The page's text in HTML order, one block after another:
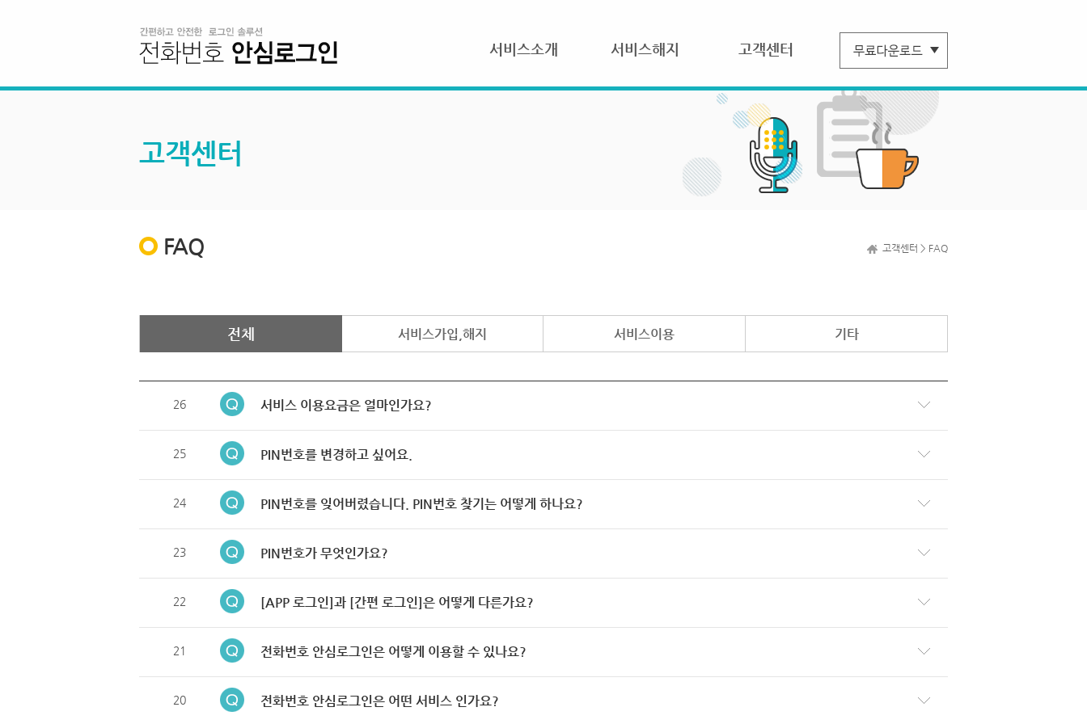
서비스소개 서비스해지 고객센터
고객센터
FAQ 고객센터 > FAQ
전체 서비스가입,해지 서비스이용 기타
26 서비스 이용요금은 얼마인가요?
25 PIN번호를 변경하고 싶어요.
24 PIN번호를 잊어버렸습니다. PIN번호 찾기는 어떻게 하나요?
23 PIN번호가 무엇인가요?
22 [APP 로그인]과 [간편 로그인]은 어떻게 다른가요?
21 전화번호 안심로그인은 어떻게 이용할 수 있나요?
20 전화번호 안심로그인은 어떤 서비스 인가요?